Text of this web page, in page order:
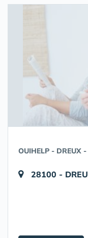
OUIHELP - DREUX
28100 -